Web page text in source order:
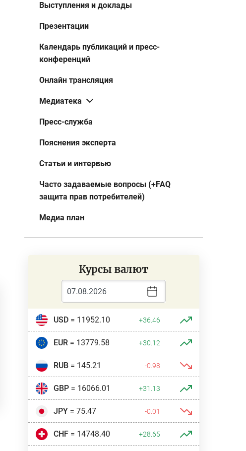
Выступления и доклады
Презентации
Календарь публикаций и пресс-
конференций
Онлайн трансляция
Медиатека
Пресс-служба
Пояснения эксперта
Статьи и интервью
Часто задаваемые вопросы (+FAQ
защита прав потребителей)
Медиа план
Курсы валют
USD= 11952.10 +36.46
EUR= 13779.58 +30.12
RUB= 145.21 -0.98
GBP= 16066.01 +31.13
JPY= 75.47 -0.01
CHF= 14748.40 +28.65